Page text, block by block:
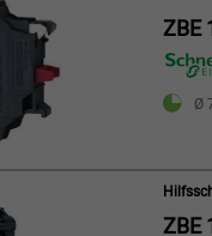
ZBE
Ø
ZBE